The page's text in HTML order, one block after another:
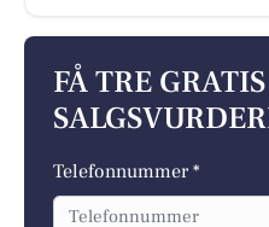
FÅ TRE GRATIS
Telefonnummer *